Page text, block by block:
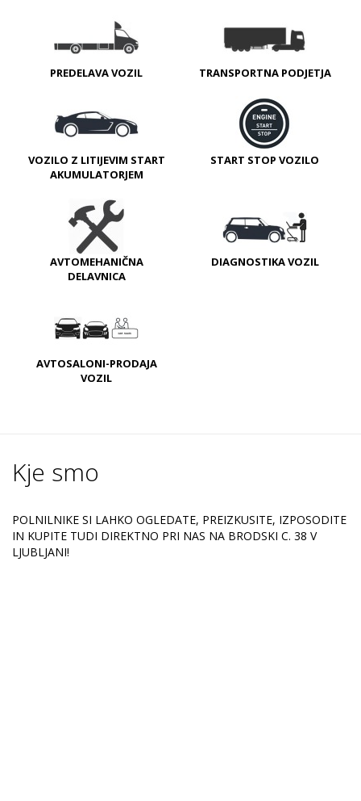
PREDELAVA VOZIL TRANSPORTNA PODJETJA
VOZILO Z LITIJEVIM START
AKUMULATORJEM
START STOP VOZILO
AVTOMEHANIČNA
DELAVNICA
DIAGNOSTIKA VOZIL
AVTOSALONI-PRODAJA
VOZIL
Kje smo
POLNILNIKE SI LAHKO OGLEDATE, PREIZKUSITE, IZPOSODITE
IN KUPITE TUDI DIREKTNO PRI NAS NA BRODSKI C. 38 V
LJUBLJANI!